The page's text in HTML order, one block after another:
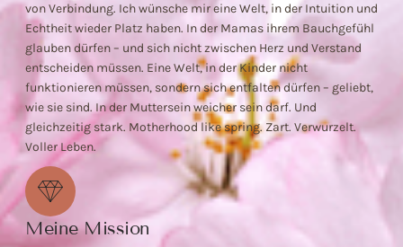
von Verbindung. Ich wünsche mir eine Welt, in der Intuition und
Echtheit wieder Platz haben. In der Mamas ihrem Bauchgefühl
glauben dürfen – und sich nicht zwischen Herz und Verstand
entscheiden müssen. Eine Welt, in der Kinder nicht
funktionieren müssen, sondern sich entfalten dürfen – geliebt,
wie sie sind. In der Muttersein weicher sein darf. Und
gleichzeitig stark. Motherhood like spring. Zart. Verwurzelt.
Voller Leben.
Meine Mission